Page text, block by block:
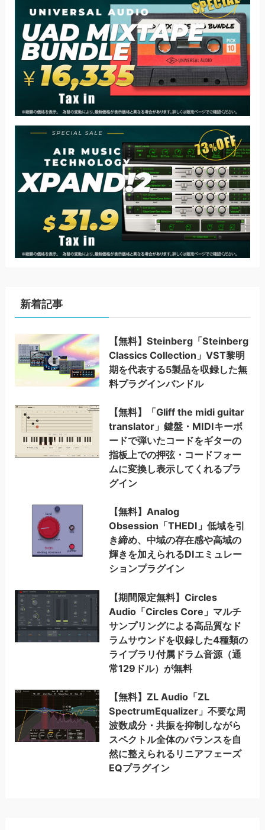
新着記事
【無料】Steinberg「Steinberg
Classics Collection」VST黎明
期を代表する5製品を収録した無
料プラグインバンドル
【無料】「Gliff the midi guitar
translator」鍵盤・MIDIキーボ
ードで弾いたコードをギターの
指板上での押弦・コードフォー
ムに変換し表示してくれるプラ
グイン
【無料】Analog
Obsession「THEDI」低域を引
き締め、中域の存在感や高域の
輝きを加えられるDIエミュレー
ションプラグイン
【期間限定無料】Circles
Audio「Circles Core」マルチ
サンプリングによる高品質なド
ラムサウンドを収録した4種類の
ライブラリ付属ドラム音源（通
常129ドル）が無料
【無料】ZL Audio「ZL
SpectrumEqualizer」不要な周
波数成分・共振を抑制しながら
スペクトル全体のバランスを自
然に整えられるリニアフェーズ
EQプラグイン